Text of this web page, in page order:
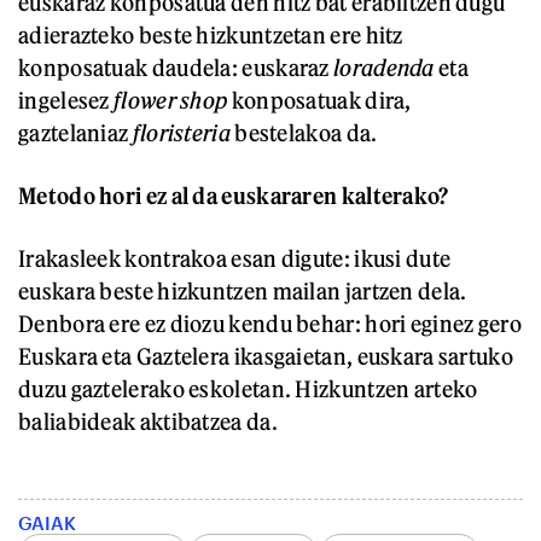
adierazteko beste hizkuntzetan ere hitz
konposatuak daudela: euskarazloradendaeta
ingelesez flower shopkonposatuak dira,
gaztelaniaz floristeriabestelakoa da.
Metodo hori ez al da euskararen kalterako?
Irakasleek kontrakoa esan digute: ikusi dute
euskara beste hizkuntzen mailan jartzen dela.
Denbora ere ez diozu kendu behar: hori eginez gero
Euskara eta Gaztelera ikasgaietan, euskara sartuko
duzu gaztelerako eskoletan. Hizkuntzen arteko
baliabideak aktibatzea da.
GAIAK